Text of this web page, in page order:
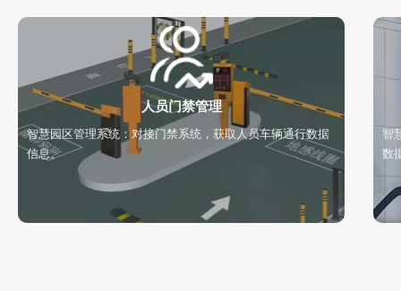
人员门禁管理
智慧园区管理系统：对接门禁系统，获取人员车辆通行数据
信息。
智
数